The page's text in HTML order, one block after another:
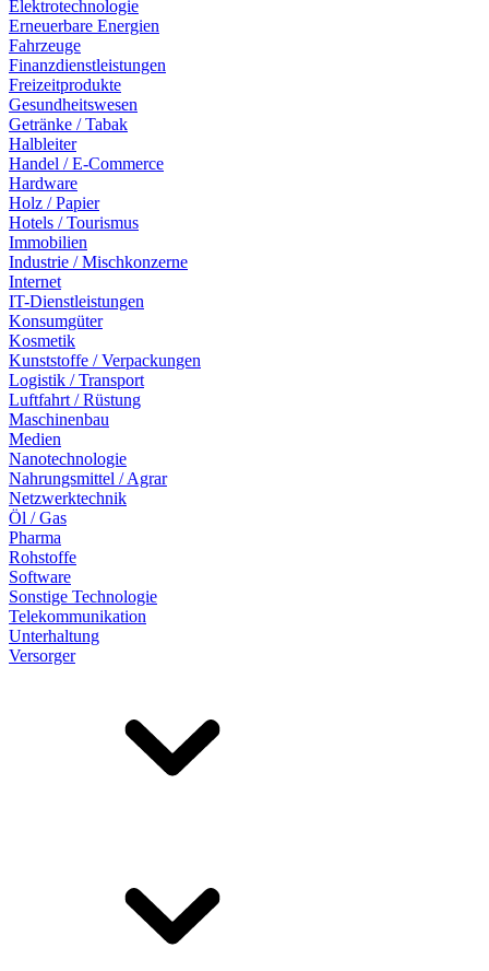
Elektrotechnologie
Erneuerbare Energien
Fahrzeuge
Finanzdienstleistungen
Freizeitprodukte
Gesundheitswesen
Getränke / Tabak
Halbleiter
Handel / E-Commerce
Hardware
Holz / Papier
Hotels / Tourismus
Immobilien
Industrie / Mischkonzerne
Internet
IT-Dienstleistungen
Konsumgüter
Kosmetik
Kunststoffe / Verpackungen
Logistik / Transport
Luftfahrt / Rüstung
Maschinenbau
Medien
Nanotechnologie
Nahrungsmittel / Agrar
Netzwerktechnik
Öl / Gas
Pharma
Rohstoffe
Software
Sonstige Technologie
Telekommunikation
Unterhaltung
Versorger